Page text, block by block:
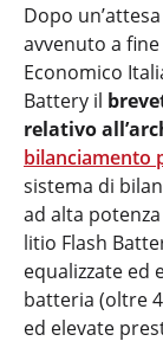
Dopo
avvenuto a
Economico
Battery il
relativo
bilanciamento
sistema di
ad alta
litio Flash
equalizzate ed
batteria (oltre
ed elevate